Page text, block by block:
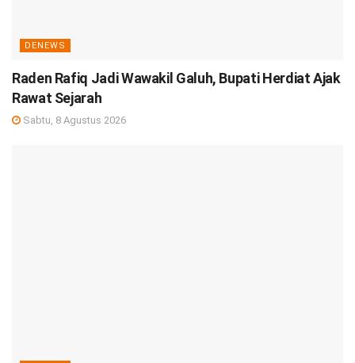
DENEWS
Raden Rafiq Jadi Wawakil Galuh, Bupati Herdiat Ajak
Rawat Sejarah
Sabtu, 8 Agustus 2026